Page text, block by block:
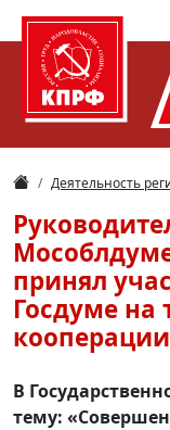
Деятельность
принял
Госдуме на
кооперации
В
тему: